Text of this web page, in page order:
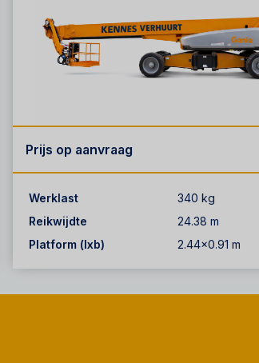
Prijs op aanvraag
Werklast
340 kg
Reikwijdte
24.38 m
Platform (lxb)
2.44x0.91 m